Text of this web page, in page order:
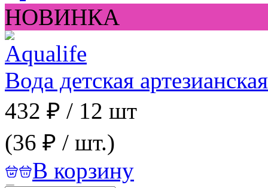
НОВИНКА
Вода детская
432 ₽ / 12 шт
(36 ₽ / шт.)
В корзину